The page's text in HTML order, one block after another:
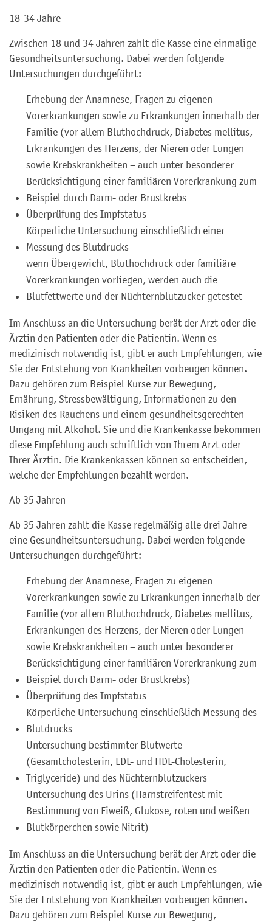
18-34 Jahre
Zwischen 18 und 34 Jahren zahlt die Kasse eine einmalige
Gesundheitsuntersuchung. Dabei werden folgende
Untersuchungen durchgeführt:
Erhebung der Anamnese, Fragen zu eigenen
Vorerkrankungen sowie zu Erkrankungen innerhalb der
Familie (vor allem Bluthochdruck, Diabetes mellitus,
Erkrankungen des Herzens, der Nieren oder Lungen
sowie Krebskrankheiten – auch unter besonderer
Berücksichtigung einer familiären Vorerkrankung zum
Beispiel durch Darm- oder Brustkrebs
Überprüfung des Impfstatus
Körperliche Untersuchung einschließlich einer
Messung des Blutdrucks
wenn Übergewicht, Bluthochdruck oder familiäre
Vorerkrankungen vorliegen, werden auch die
Blutfettwerte und der Nüchternblutzucker getestet
Im Anschluss an die Untersuchung berät der Arzt oder die
Ärztin den Patienten oder die Patientin. Wenn es
medizinisch notwendig ist, gibt er auch Empfehlungen, wie
Sie der Entstehung von Krankheiten vorbeugen können.
Dazu gehören zum Beispiel Kurse zur Bewegung,
Ernährung, Stressbewältigung, Informationen zu den
Risiken des Rauchens und einem gesundheitsgerechten
Umgang mit Alkohol. Sie und die Krankenkasse bekommen
diese Empfehlung auch schriftlich von Ihrem Arzt oder
Ihrer Ärztin. Die Krankenkassen können so entscheiden,
welche der Empfehlungen bezahlt werden.
Ab 35 Jahren
Ab 35 Jahren zahlt die Kasse regelmäßig alle drei Jahre
eine Gesundheitsuntersuchung. Dabei werden folgende
Untersuchungen durchgeführt:
Erhebung der Anamnese, Fragen zu eigenen
Vorerkrankungen sowie zu Erkrankungen innerhalb der
Familie (vor allem Bluthochdruck, Diabetes mellitus,
Erkrankungen des Herzens, der Nieren oder Lungen
sowie Krebskrankheiten – auch unter besonderer
Berücksichtigung einer familiären Vorerkrankung zum
Beispiel durch Darm- oder Brustkrebs)
Überprüfung des Impfstatus
Körperliche Untersuchung einschließlich Messung des
Blutdrucks
Untersuchung bestimmter Blutwerte
(Gesamtcholesterin, LDL- und HDL-Cholesterin,
Triglyceride) und des Nüchternblutzuckers
Untersuchung des Urins (Harnstreifentest mit
Bestimmung von Eiweiß, Glukose, roten und weißen
Blutkörperchen sowie Nitrit)
Im Anschluss an die Untersuchung berät der Arzt oder die
Ärztin den Patienten oder die Patientin. Wenn es
medizinisch notwendig ist, gibt er auch Empfehlungen, wie
Sie der Entstehung von Krankheiten vorbeugen können.
Dazu gehören zum Beispiel Kurse zur Bewegung,